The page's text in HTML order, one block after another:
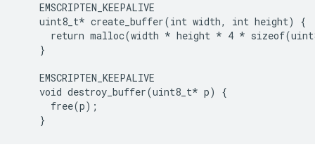
    EMSCRIPTEN_KEEPALIVE
    uint8_t* create_buffer(int width, int height) {
      return malloc(width
* height * 4 *
    }
    EMSCRIPTEN_KEEPALIVE
    void destroy_buffer(uint8_t*
p) {
      free(p);